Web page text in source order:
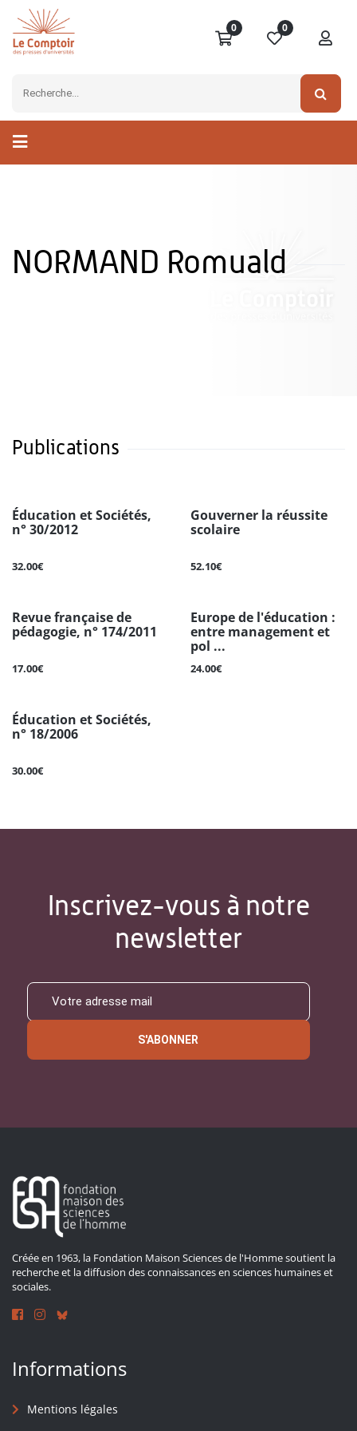
0 0
NORMAND Romuald
Publications
Éducation et Sociétés,
n° 30/2012
32.00€
Gouverner la réussite
scolaire
52.10€
Revue française de
pédagogie, n° 174/2011
17.00€
Europe de l'éducation :
entre management et
pol ...
24.00€
Éducation et Sociétés,
n° 18/2006
30.00€
Inscrivez-vous à notre
newsletter
S'ABONNER
Créée en 1963, la Fondation Maison Sciences de l'Homme soutient la
recherche et la diffusion des connaissances en sciences humaines et
sociales.
Informations
Mentions légales